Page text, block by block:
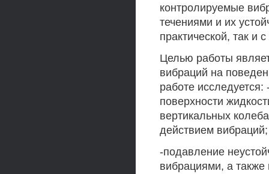
контролируемые
течениями и их
практической, так и
Целью работы
вибраций на
работе
поверхности
вертикальных
действием вибраций;
-подавление
вибрациями, а